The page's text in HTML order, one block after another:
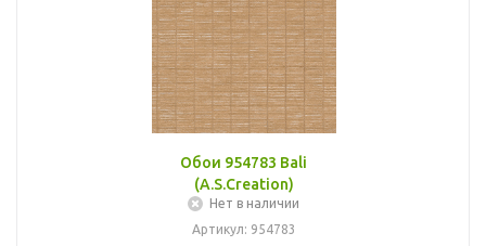
Обои 954783 Bali
(A.S.Creation)
Нет в наличии
Артикул: 954783